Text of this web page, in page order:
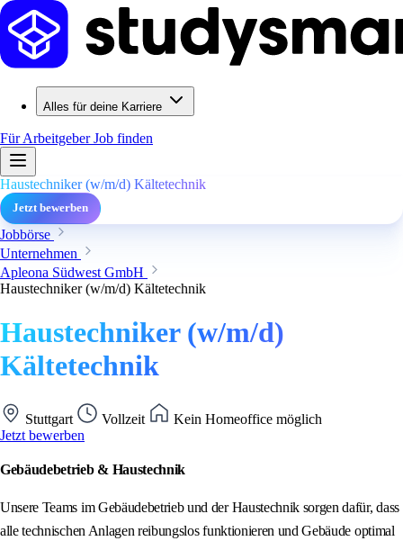
Alles für deine Karriere
Für ArbeitgeberJob finden
Haustechniker (w/m/d) Kältetechnik
Jetzt bewerben
Jobbörse
Unternehmen
Apleona Südwest GmbH
Haustechniker (w/m/d) Kältetechnik
Haustechniker (w/m/d)
Kältetechnik
Stuttgart Vollzeit
Kein Homeoffice möglich
Jetzt bewerben
Gebäudebetrieb & Haustechnik
Unsere Teams im Gebäudebetrieb und der Haustechnik sorgen dafür, dass
alle technischen Anlagen reibungslos funktionieren und Gebäude optimal